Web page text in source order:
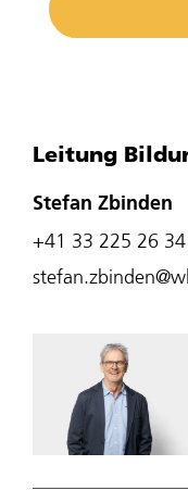
Leitung
Stefan Zbinden
+41 33 225 26 34